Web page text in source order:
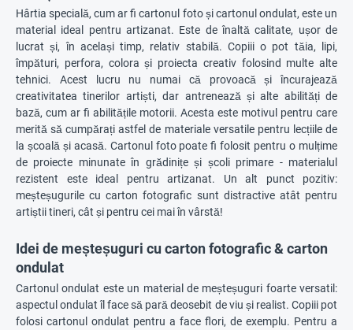
Hârtia specială, cum ar fi cartonul foto și cartonul ondulat, este un
material ideal pentru artizanat. Este de înaltă calitate, ușor de
lucrat și, în același timp, relativ stabilă. Copiii o pot tăia, lipi,
împături, perfora, colora și proiecta creativ folosind multe alte
tehnici. Acest lucru nu numai că provoacă și încurajează
creativitatea tinerilor artiști, dar antrenează și alte abilități de
bază, cum ar fi abilitățile motorii. Acesta este motivul pentru care
merită să cumpărați astfel de materiale versatile pentru lecțiile de
la școală și acasă. Cartonul foto poate fi folosit pentru o mulțime
de proiecte minunate în grădinițe și școli primare - materialul
rezistent este ideal pentru artizanat. Un alt punct pozitiv:
meșteșugurile cu carton fotografic sunt distractive atât pentru
artiștii tineri, cât și pentru cei mai în vârstă!
Idei de meșteșuguri cu carton fotografic & carton
ondulat
Cartonul ondulat este un material de meșteșuguri foarte versatil:
aspectul ondulat îl face să pară deosebit de viu și realist. Copiii pot
folosi cartonul ondulat pentru a face flori, de exemplu. Pentru a